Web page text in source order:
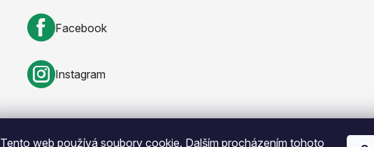
Tento web používá soubory cookie. Dalším procházením tohoto
Facebook
Instagram